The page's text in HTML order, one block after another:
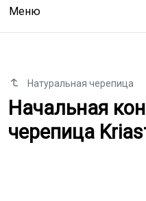
Меню
Натуральная черепица
Начальная
Начальная
черепица